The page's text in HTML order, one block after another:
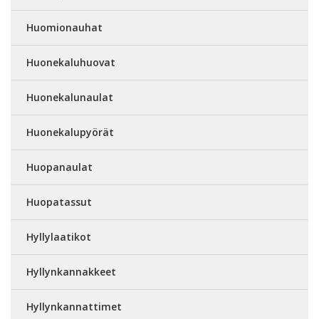
Huomionauhat
Huonekaluhuovat
Huonekalunaulat
Huonekalupyörät
Huopanaulat
Huopatassut
Hyllylaatikot
Hyllynkannakkeet
Hyllynkannattimet